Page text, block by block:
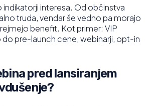
interesa. Od občinstva
truda, vendar še vedno pa morajo
benefit. Kot primer: VIP
pre-launch cene, webinarji, opt-in
pred lansiranjem